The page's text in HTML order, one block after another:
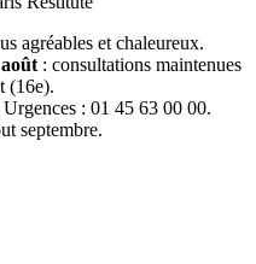
agréables et chaleureux.
: consultations maintenues
(16e).
: 01 45 63 00 00.
septembre.